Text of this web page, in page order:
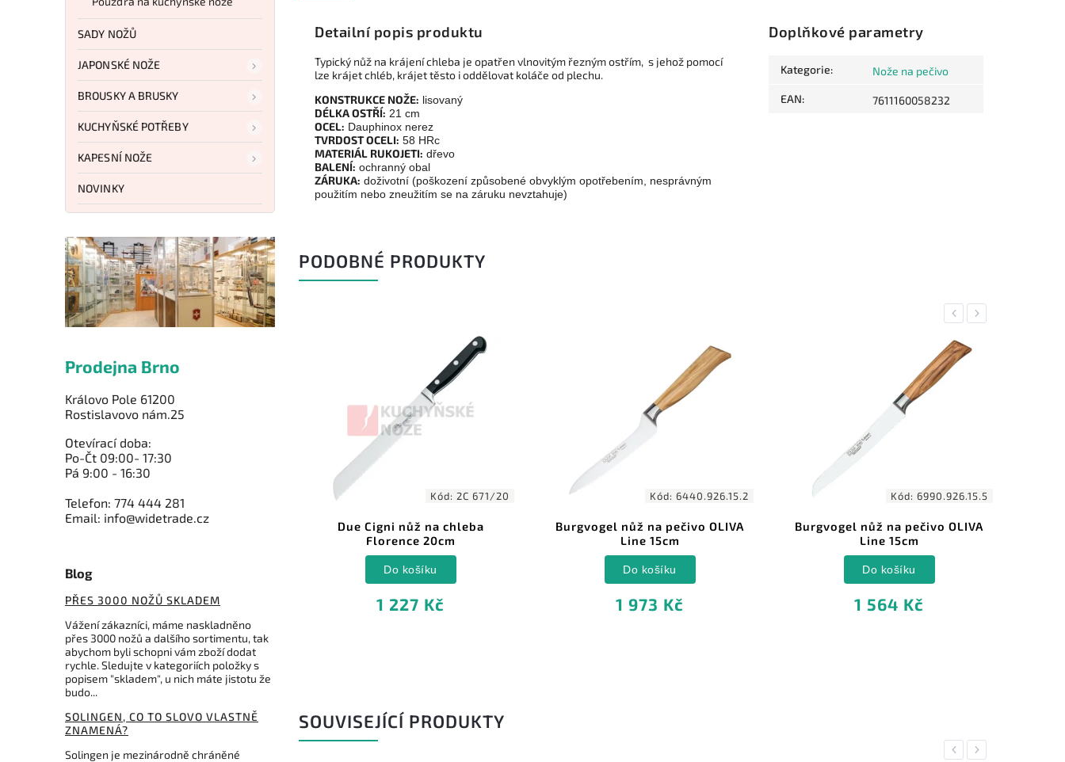
SADY NOŽŮ
JAPONSKÉ NOŽE
BROUSKY A BRUSKY
KUCHYŇSKÉ POTŘEBY
KAPESNÍ NOŽE
NOVINKY
Prodejna Brno
Královo Pole 61200
Rostislavovo nám.25
Otevírací doba:
Po-Čt 09:00- 17:30
Pá 9:00 - 16:30
Telefon: 774 444 281
Email: info@widetrade.cz
Blog
PŘES 3000 NOŽŮ SKLADEM
Vážení zákazníci, máme naskladněno
přes 3000 nožů a dalšího sortimentu, tak
abychom byli schopni vám zboží dodat
rychle. Sledujte v kategoriích položky s
popisem "skladem", u nich máte jistotu že
budo...
SOLINGEN, CO TO SLOVO VLASTNĚ
ZNAMENÁ?
Solingen je mezinárodně chráněné
Detailní popis produktu
Typický nůž na krájení chleba je opatřen vlnovitým řezným ostřím, s jehož pomocí
lze krájet chléb, krájet těsto i oddělovat koláče od plechu.
KONSTRUKCE NOŽE: lisovaný
DÉLKA OSTŘÍ: 21 cm
OCEL: Dauphinox nerez
TVRDOST OCELI: 58 HRc
MATERIÁL RUKOJETI: dřevo
BALENÍ: ochranný obal
ZÁRUKA: doživotní (poškození způsobené obvyklým opotřebením, nesprávným
použitím nebo zneužitím se na záruku nevztahuje)
Doplňkové parametry
Kategorie: Nože na pečivo
EAN: 7611160058232
PODOBNÉ PRODUKTY
Previous
Victorinox nůž na chleba 22cm
1 517 Kč
Kód: 2C 671/20
Due Cigni nůž na chleba
Florence 20cm
1 227 Kč
Do košíku
Kód: 6440.926.15.2
Burgvogel nůž na pečivo OLIVA
Line 15cm
1 973 Kč
Do košíku
Kód: 6990.926.15.5
Burgvogel nůž na pečivo OLIVA
Line 15cm
1 564 Kč
Do košíku
Next
SOUVISEJÍCÍ PRODUKTY
Previous
Next